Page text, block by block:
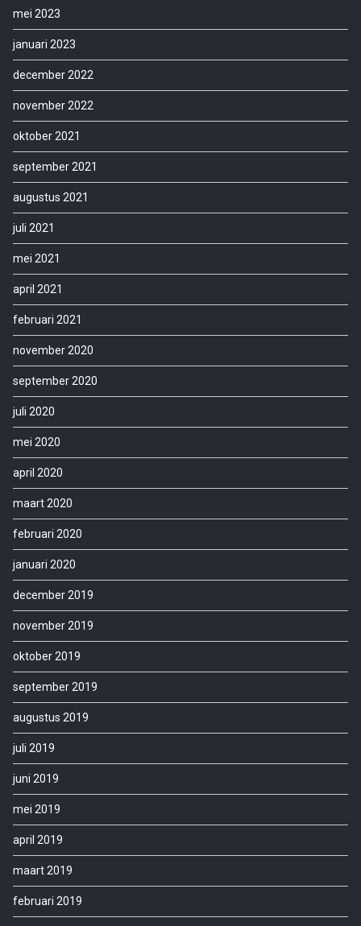
mei 2023
januari 2023
december 2022
november 2022
oktober 2021
september 2021
augustus 2021
juli 2021
mei 2021
april 2021
februari 2021
november 2020
september 2020
juli 2020
mei 2020
april 2020
maart 2020
februari 2020
januari 2020
december 2019
november 2019
oktober 2019
september 2019
augustus 2019
juli 2019
juni 2019
mei 2019
april 2019
maart 2019
februari 2019